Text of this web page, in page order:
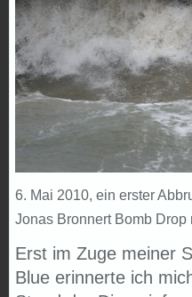
6. Mai 2010, ein erster
Jonas Bronnert Bomb Drop
Erst im Zuge meiner
Blue erinnerte ich